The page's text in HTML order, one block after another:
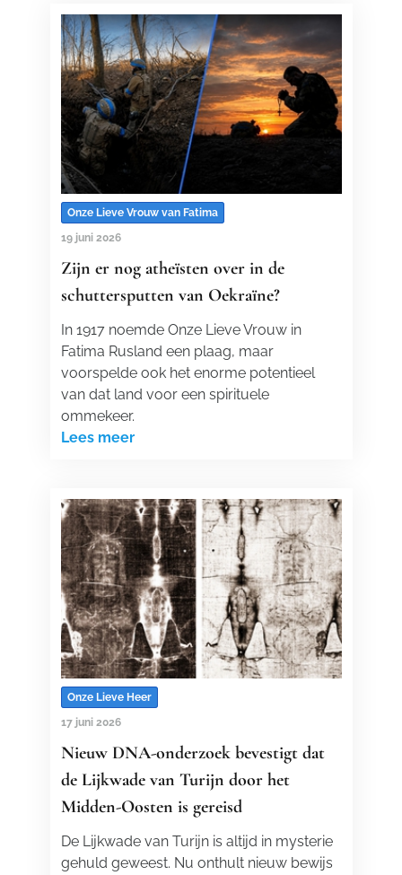
Onze Lieve Vrouw van Fatima
19 juni 2026
Zijn er nog atheïsten over in de
schuttersputten van Oekraïne?
In 1917 noemde Onze Lieve Vrouw in
Fatima Rusland een plaag, maar
voorspelde ook het enorme potentieel
van dat land voor een spirituele
ommekeer.
Lees meer
Onze Lieve Heer
17 juni 2026
Nieuw DNA-onderzoek bevestigt dat
de Lijkwade van Turijn door het
Midden-Oosten is gereisd
De Lijkwade van Turijn is altijd in mysterie
gehuld geweest. Nu onthult nieuw bewijs